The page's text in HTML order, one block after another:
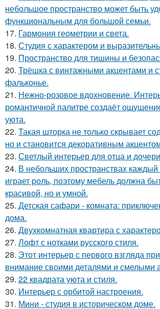
небольшое пространство может быть
функциональным для большой семьи.
17. Гармония геометрии и света.
18. Студия с характером и
19. Пространство для тишины и
20. Трёшка с винтажными акцентами и
фальконье.
21. Нежно-розовое вдохновение.
романтичной палитре создаёт
уюта.
22. Такая шторка не только скрывает
но и становится декоративным
23. Светлый интерьер для отца и дочери
24. В небольших пространствах каждый
играет роль, поэтому мебель должна
красивой, но и умной.
25. Детская сафари - комната:
дома.
26. Двухкомнатная квартира с
27. Лофт с нотками русского стиля.
28. Этот интерьер с первого взгляда
внимание своими деталями и смелыми
29. 22 квадрата уюта и стиля.
30. Интерьер с орбитой настроения.
31. Мини - студия в историческом доме.